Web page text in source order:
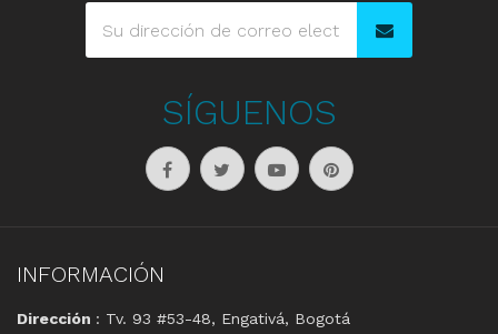
SÍGUENOS
INFORMACIÓN
Dirección : Tv. 93 #53-48, Engativá, Bogotá